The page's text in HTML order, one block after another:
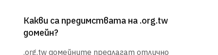
Какви са предимствата на .org.tw
домейн?
.org.tw домейните предлагат отлично